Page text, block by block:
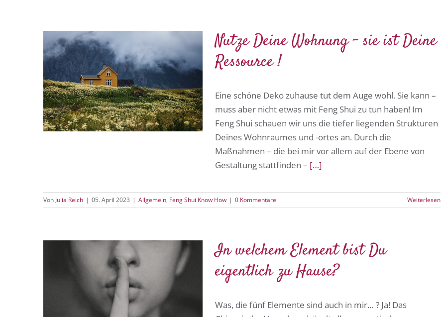
Nutze Deine Wohnung – sie ist Deine
Ressource !
Eine schöne Deko zuhause tut dem Auge wohl. Sie kann –
muss aber nicht etwas mit Feng Shui zu tun haben! Im
Feng Shui schauen wir uns die tiefer liegenden Strukturen
Deines Wohnraumes und -ortes an. Durch die
Maßnahmen – die bei mir vor allem auf der Ebene von
Gestaltung stattfinden – […]
Von Julia Reich | 05. April 2023 | Allgemein, Feng Shui Know How | 0 Kommentare Weiterlesen
In welchem Element bist Du
eigentlich zu Hause?
Was, die fünf Elemente sind auch in mir… ? Ja! Das